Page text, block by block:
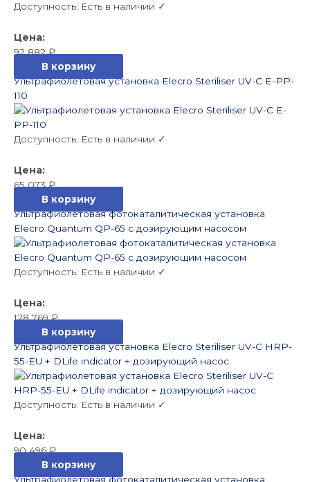
Доступность: Есть в наличии ✓
92 882₽
В корзину
Ультрафиолетовая установка Elecro Steriliser UV-C E-PP-
110
Доступность: Есть в наличии ✓
65 073₽
В корзину
Ультрафиолетовая фотокаталитическая установка
Elecro Quantum QP-65 с дозирующим насосом
Доступность: Есть в наличии ✓
128 769₽
В корзину
Ультрафиолетовая установка Elecro Steriliser UV-C HRP-
55-EU + DLife indicator + дозирующий насос
Доступность: Есть в наличии ✓
90 496₽
В корзину
Ультрафиолетовая фотокаталитическая установка